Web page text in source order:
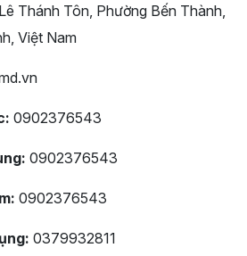
Thánh Tôn, Phường Bến Thành,
Việt Nam
0902376543
0902376543
0902376543
0379932811